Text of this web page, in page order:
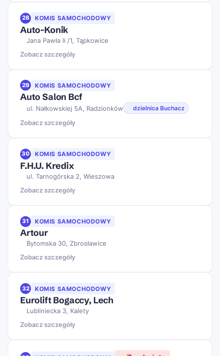
28 KOMIS SAMOCHODOWY
Auto-Konik
Jana Pawła Ii /1, Tąpkowice
Zobacz szczegóły
29 KOMIS SAMOCHODOWY
Auto Salon Bcf
ul. Nałkowskiej 5A, Radzionków dzielnica Buchacz
Zobacz szczegóły
30 KOMIS SAMOCHODOWY
F.H.U. Kredix
ul. Tarnogórska 2, Wieszowa
Zobacz szczegóły
31 KOMIS SAMOCHODOWY
Artour
Bytomska 30, Zbrosławice
Zobacz szczegóły
32 KOMIS SAMOCHODOWY
Eurolift Bogaccy, Lech
Lubliniecka 3, Kalety
Zobacz szczegóły